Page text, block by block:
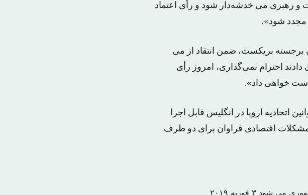
و رهبری می خدشه‌دار شود و رأی اعتماد
مجدد شود».
برجسته بریکست، ضمن انتقاد از می
احترام نمی‌گذاری، امروز رأی
دست خواهی داد».
برای انتقال، پس از ۲۹ مارس، قوانین اتحادیه اروپا در انگلیس قابل اجرا
اقتصادی فراوان برای دو طرف
۳ فوریه ۲۰۱۹